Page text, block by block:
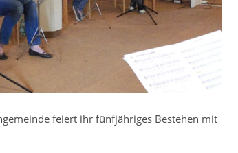
feiert ihr fünfjähriges Bestehen mit